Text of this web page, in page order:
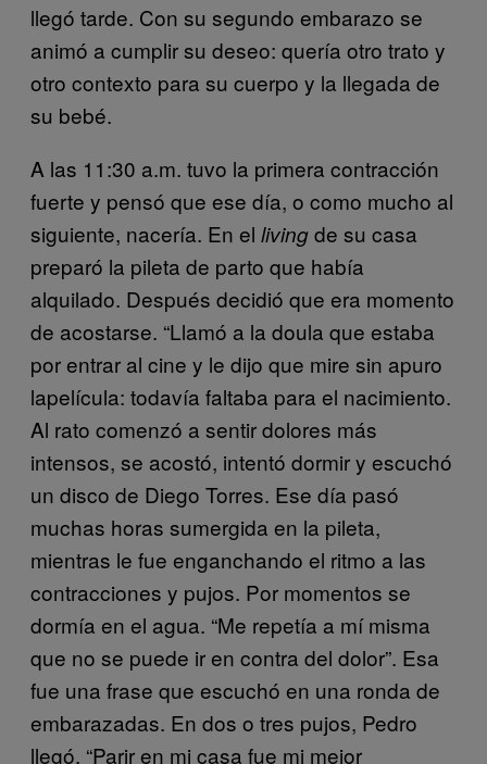
llegó tarde. Con su segundo embarazo se
animó a cumplir su deseo: quería otro trato y
otro contexto para su cuerpo y la llegada de
su bebé.
A las 11:30 a.m. tuvo la primera contracción
fuerte y pensó que ese día, o como mucho al
siguiente, nacería. En el livingde su casa
preparó la pileta de parto que había
alquilado. Después decidió que era momento
de acostarse. “Llamó a la doula que estaba
por entrar al cine y le dijo que mire sin apuro
lapelícula: todavía faltaba para el nacimiento.
Al rato comenzó a sentir dolores más
intensos, se acostó, intentó dormir y escuchó
un disco de Diego Torres. Ese día pasó
muchas horas sumergida en la pileta,
mientras le fue enganchando el ritmo a las
contracciones y pujos. Por momentos se
dormía en el agua. “Me repetía a mí misma
que no se puede ir en contra del dolor”. Esa
fue una frase que escuchó en una ronda de
embarazadas. En dos o tres pujos, Pedro
llegó. “Parir en mi casa fue mi mejor